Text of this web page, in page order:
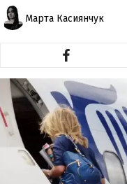
Марта Касиянчук